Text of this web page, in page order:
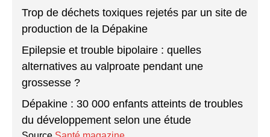
Trop de déchets toxiques rejetés par un site de
production de la Dépakine
Epilepsie et trouble bipolaire : quelles
alternatives au valproate pendant une
grossesse ?
Dépakine : 30 000 enfants atteints de troubles
du développement selon une étude